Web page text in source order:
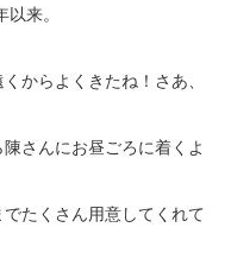
来。
からよくきたね！さあ、
さんにお昼ごろに着くよ
たくさん用意してくれて